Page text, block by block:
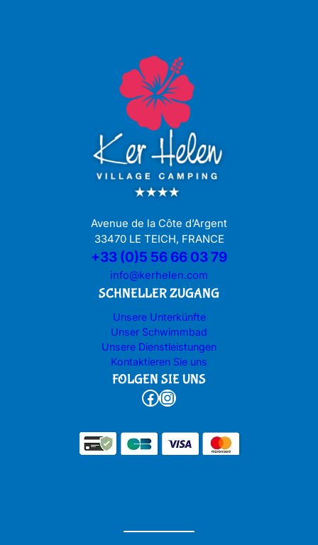
Avenue de la Côte d’Argent
33470 LE TEICH, FRANCE
+33 (0)5 56 66 03 79
info@kerhelen.com
SCHNELLER ZUGANG
Unsere Unterkünfte
Unser Schwimmbad
Unsere Dienstleistungen
Kontaktieren Sie uns
FOLGEN SIE UNS
Facebook Instagram